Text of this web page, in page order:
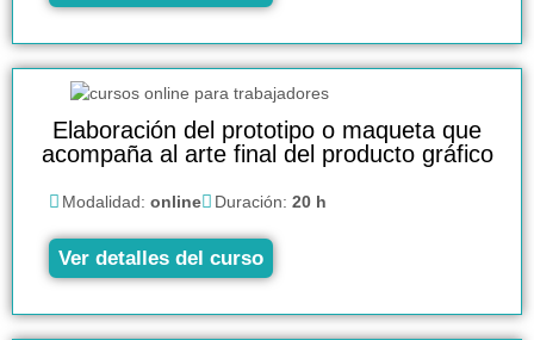
Elaboración del prototipo o maqueta que
acompaña al arte final del producto gráfico
Modalidad: online Duración: 20 h
Ver detalles del curso